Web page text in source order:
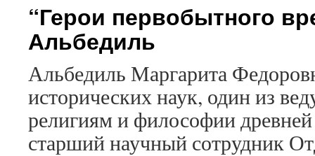
“Герои первобытного
Альбедиль
Альбедиль Маргарита
исторических наук, один из
религиям и философии
старший научный сотрудник